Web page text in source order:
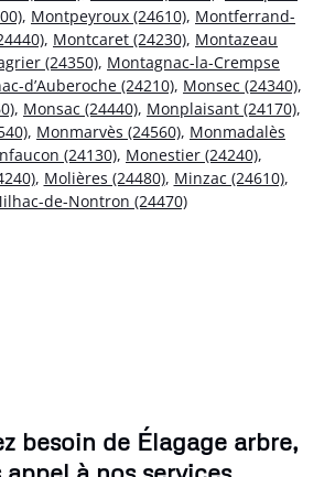
, Montpeyroux (24610), Montferrand-
, Montcaret (24230), Montazeau
(24350), Montagnac-la-Crempse
d’Auberoche (24210), Monsec (24340),
, Monsac (24440), Monplaisant (24170),
, Monmarvès (24560), Monmadalès
(24130), Monestier (24240),
, Molières (24480), Minzac (24610),
de-Nontron (24470)
besoin de Élagage arbre,